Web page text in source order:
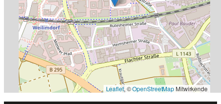
Leaflet, ©OpenStreetMap Mitwirkende